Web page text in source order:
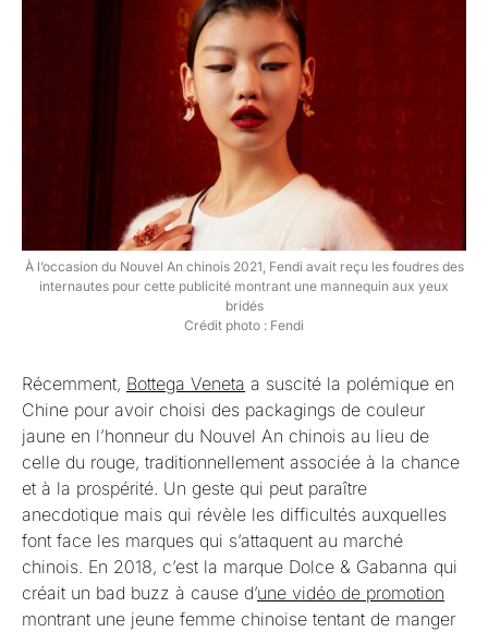
À l’occasion du Nouvel An chinois 2021, Fendi avait reçu les foudres des
internautes pour cette publicité montrant une mannequin aux yeux
bridés
Crédit photo : Fendi
Récemment, Bottega Veneta a suscité la polémique en
Chine pour avoir choisi des packagings de couleur
jaune en l’honneur du Nouvel An chinois au lieu de
celle du rouge, traditionnellement associée à la chance
et à la prospérité. Un geste qui peut paraître
anecdotique mais qui révèle les difficultés auxquelles
font face les marques qui s’attaquent au marché
chinois. En 2018, c’est la marque Dolce & Gabanna qui
créait un bad buzz à cause d’une vidéo de promotion
montrant une jeune femme chinoise tentant de manger